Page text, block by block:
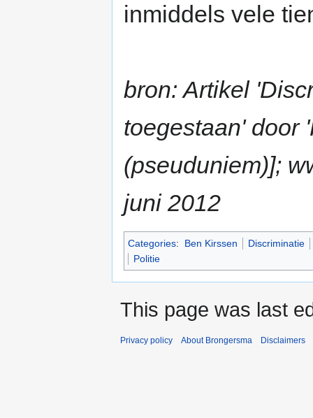
inmiddels vele
bron: Artikel
toegestaan' door
(pseuduniem)];
juni 2012
Categories: Ben Kirssen
Discriminatie
Politie
This page was last
Privacy policy About Brongersma Disclaimers